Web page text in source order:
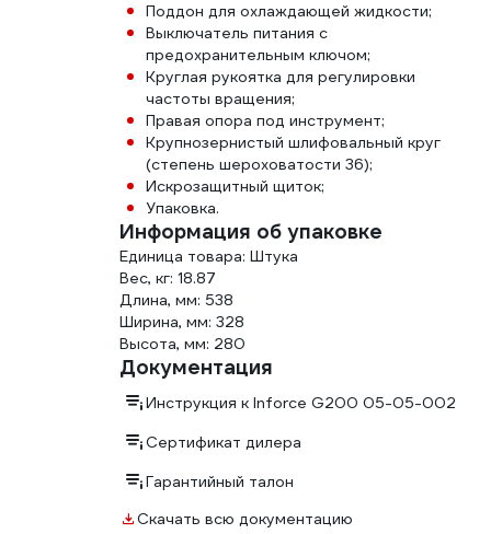
Поддон для охлаждающей жидкости;
Выключатель питания с
предохранительным ключом;
Круглая рукоятка для регулировки
частоты вращения;
Правая опора под инструмент;
Крупнозернистый шлифовальный круг
(степень шероховатости 36);
Искрозащитный щиток;
Упаковка.
Информация об упаковке
Единица товара: Штука
Вес, кг: 18.87
Длина, мм: 538
Ширина, мм: 328
Высота, мм: 280
Документация
Инструкция к Inforce G200 05-05-002
Сертификат дилера
Гарантийный талон
Скачать всю документацию